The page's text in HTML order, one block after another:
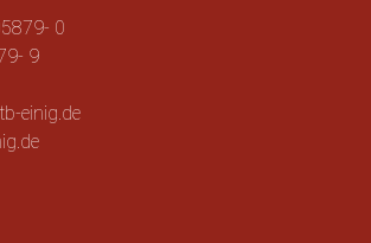
0
9
einig.de